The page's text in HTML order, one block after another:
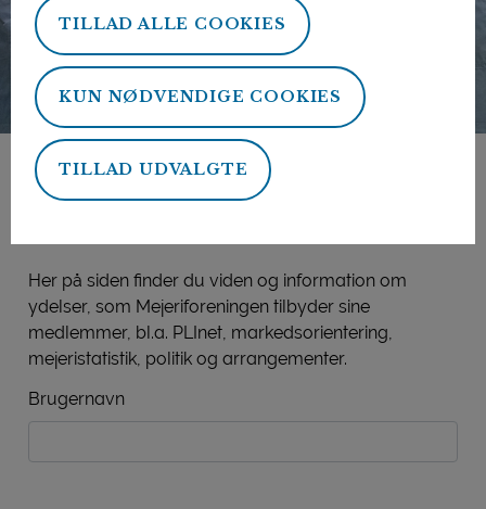
TILLAD ALLE COOKIES
KUN NØDVENDIGE COOKIES
TILLAD UDVALGTE
Mejeriforeningens
Her på siden finder du viden og information om
ydelser, som Mejeriforeningen tilbyder sine
medlemmer, bl.a. PLInet, markedsorientering,
mejeristatistik, politik og arrangementer.
Brugernavn